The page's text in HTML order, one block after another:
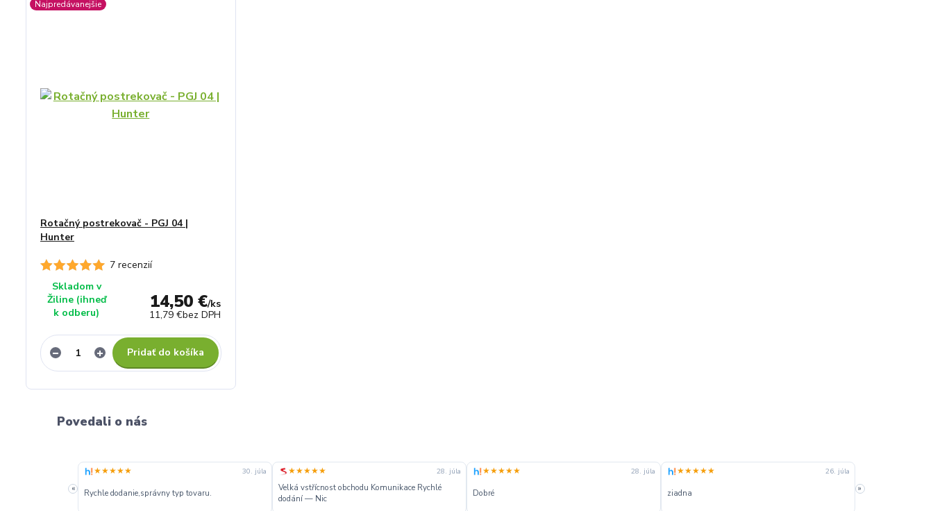
Najpredávanejšie
7 recenzií
Rotačný postrekovač - PGJ 04 |
Hunter
14,50 €/ks
11,79 €bez DPH
Skladom v
Žiline (ihneď
k odberu)
Pridať do košíka
Povedali o nás
«
★★★★★ 30. júla
Rychle dodanie,správny typ tovaru.
★★★★★ 28. júla
Velká vstřícnost obchodu Komunikace Rychlé
dodání — Nic
★★★★★ 28. júla
Dobré
★★★★★ 26. júla
ziadna
zatiaľ som
»